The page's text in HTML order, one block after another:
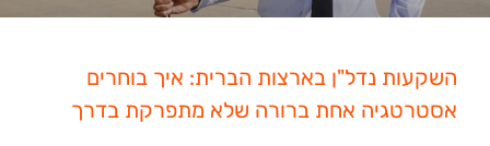
השקעות נדל"ן בארצות הברית: איך בוחרים
אסטרטגיה אחת ברורה שלא מתפרקת בדרך